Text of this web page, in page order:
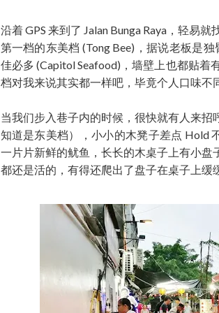
沿着 GPS 来到了 Jalan Bunga Raya，轻易
第一档的东美档 (Tong Bee)，据说老板是
佳必多 (Capitol Seafood)，墙壁上也都贴
档对我来说其实都一样吧，毕竟个人口味不
当我们步入巷子内的时候，很快就有人来
知道是东美档），小小的木凳子差点 Hold
一片片新鲜的鱿鱼，长长的木桌子上有小
都还是活的，有得还爬出了盘子在桌子上缓